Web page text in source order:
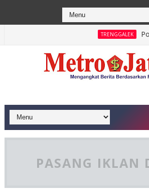
TRENGGALEK
Berhasil Dipadamkan, Masyarakat
PASANG IKLAN